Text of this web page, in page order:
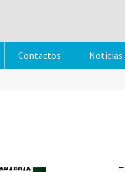
Contactos Noticias